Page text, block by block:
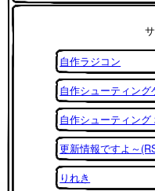
自作ラジコン
自作シューティング
自作シューティング
更新情報ですよ～
りれき